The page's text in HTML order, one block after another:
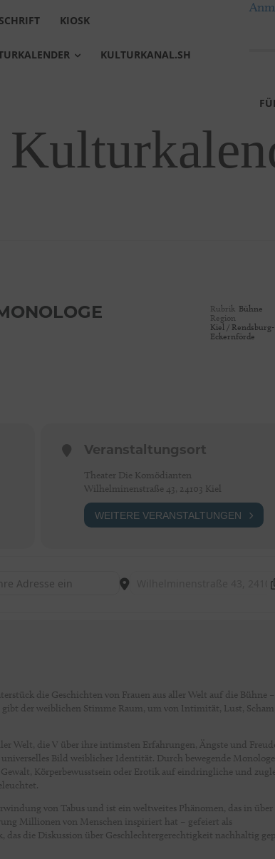
KIOSK
KULTURKANAL.SH
Rubrik Bühne
Region
Kiel / Rendsburg-
Eckernförde
Veranstaltungsort
Theater Die Komödianten
Wilhelminenstraße 43, 24103 Kiel
WEITERE VERANSTALTUNGEN
[CSol2zB5M] Destination Address - Die Vagina
die Geschichten von Frauen aus aller Welt auf die Bühne
der weiblichen Stimme Raum, um von Intimität, Lust, Scham,
Welt, die V über ihre intimsten Erfahrungen, Ängste und
Bild weiblicher Identität. Durch bewegende
Körperbewusstsein oder Erotik auf eindringliche und
von Tabus und ist ein weltweites Phänomen, das in über
Millionen von Menschen inspiriert hat – gefeiert als
das die Diskussion über Geschlechtergerechtigkeit nachhaltig